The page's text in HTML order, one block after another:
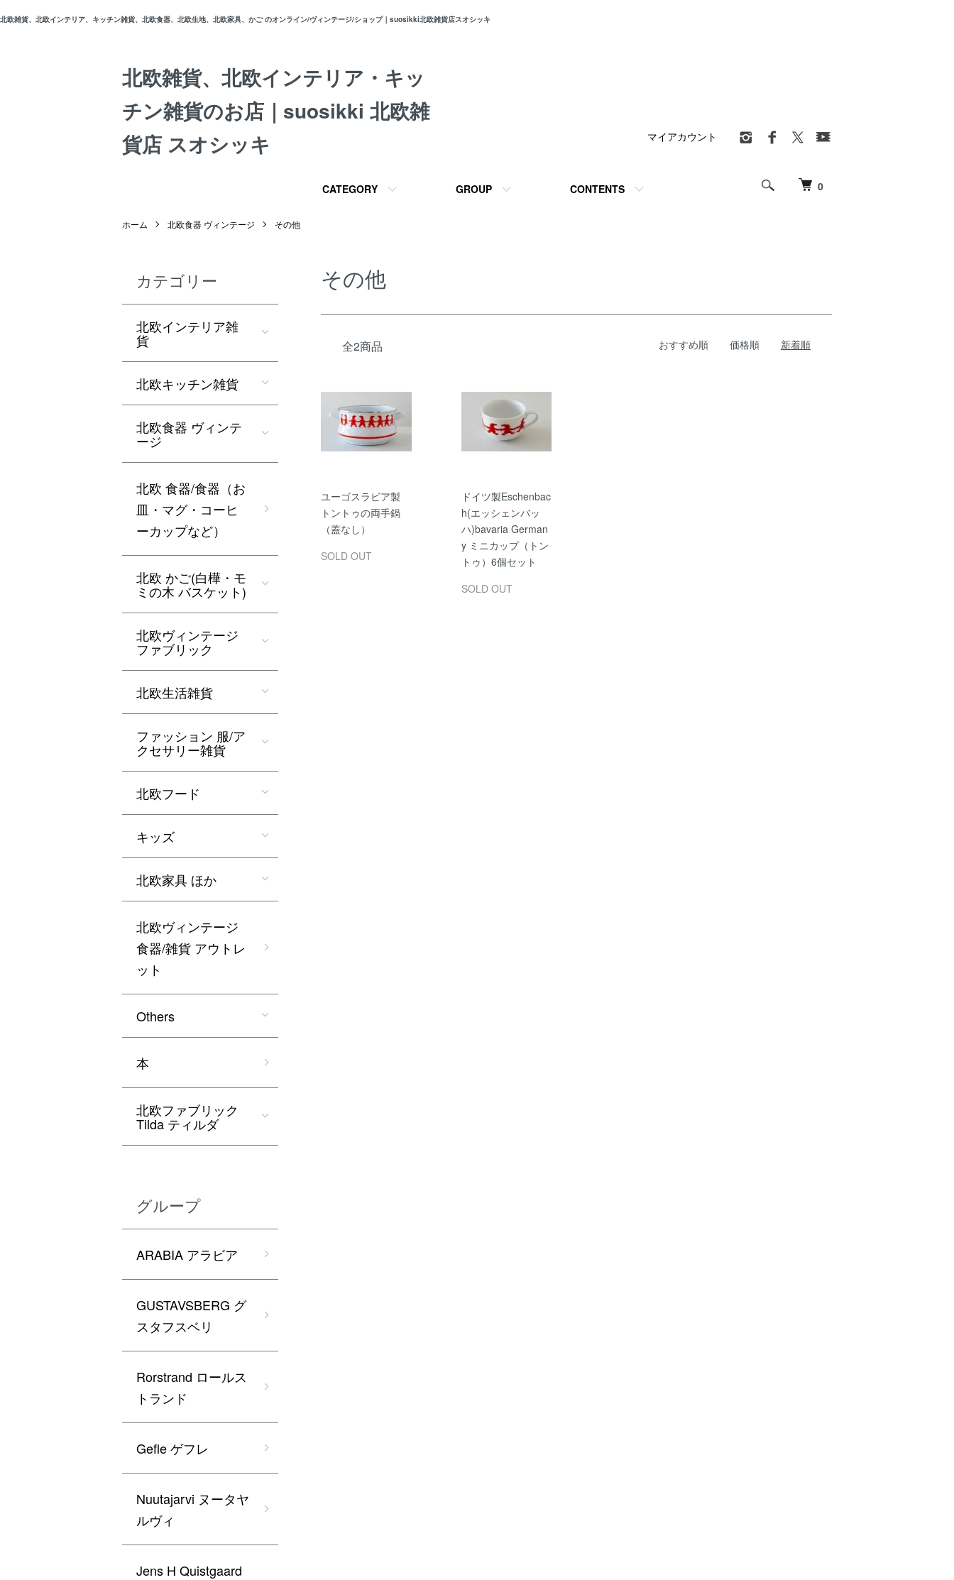
北欧雑貨、北欧インテリア、キッチン雑貨、北欧食器、北欧生地、北欧家具、かご のオンライン/ヴィンテージ/ショップ｜suosikki北欧雑貨店スオシッキ
北欧雑貨、北欧インテリア・キッ
チン雑貨のお店｜suosikki 北欧雑
貨店 スオシッキ
0
CATEGORY GROUP CONTENTS
マイアカウント
ホーム 北欧食器 ヴィンテージ その他
その他
全2商品 おすすめ順 価格順 新着順
ユーゴスラビア製
トントゥの両手鍋
（蓋なし）
SOLD OUT
ドイツ製Eschenbac
h(エッシェンバッ
ハ)bavaria German
y ミニカップ（トン
トゥ）6個セット
SOLD OUT
カテゴリー
北欧インテリア雑
貨
北欧キッチン雑貨
北欧食器 ヴィンテ
ージ
北欧 食器/食器（お
皿・マグ・コーヒ
ーカップなど）
北欧 かご(白樺・モ
ミの木 バスケット)
北欧ヴィンテージ
ファブリック
北欧生活雑貨
ファッション 服/ア
クセサリー雑貨
北欧フード
キッズ
北欧家具 ほか
北欧ヴィンテージ
食器/雑貨 アウトレ
ット
Others
本
北欧ファブリック
Tilda ティルダ
グループ
ARABIA アラビア
GUSTAVSBERG グ
スタフスベリ
Rorstrand ロールス
トランド
Gefle ゲフレ
Nuutajarvi ヌータヤ
ルヴィ
Jens H Quistgaard